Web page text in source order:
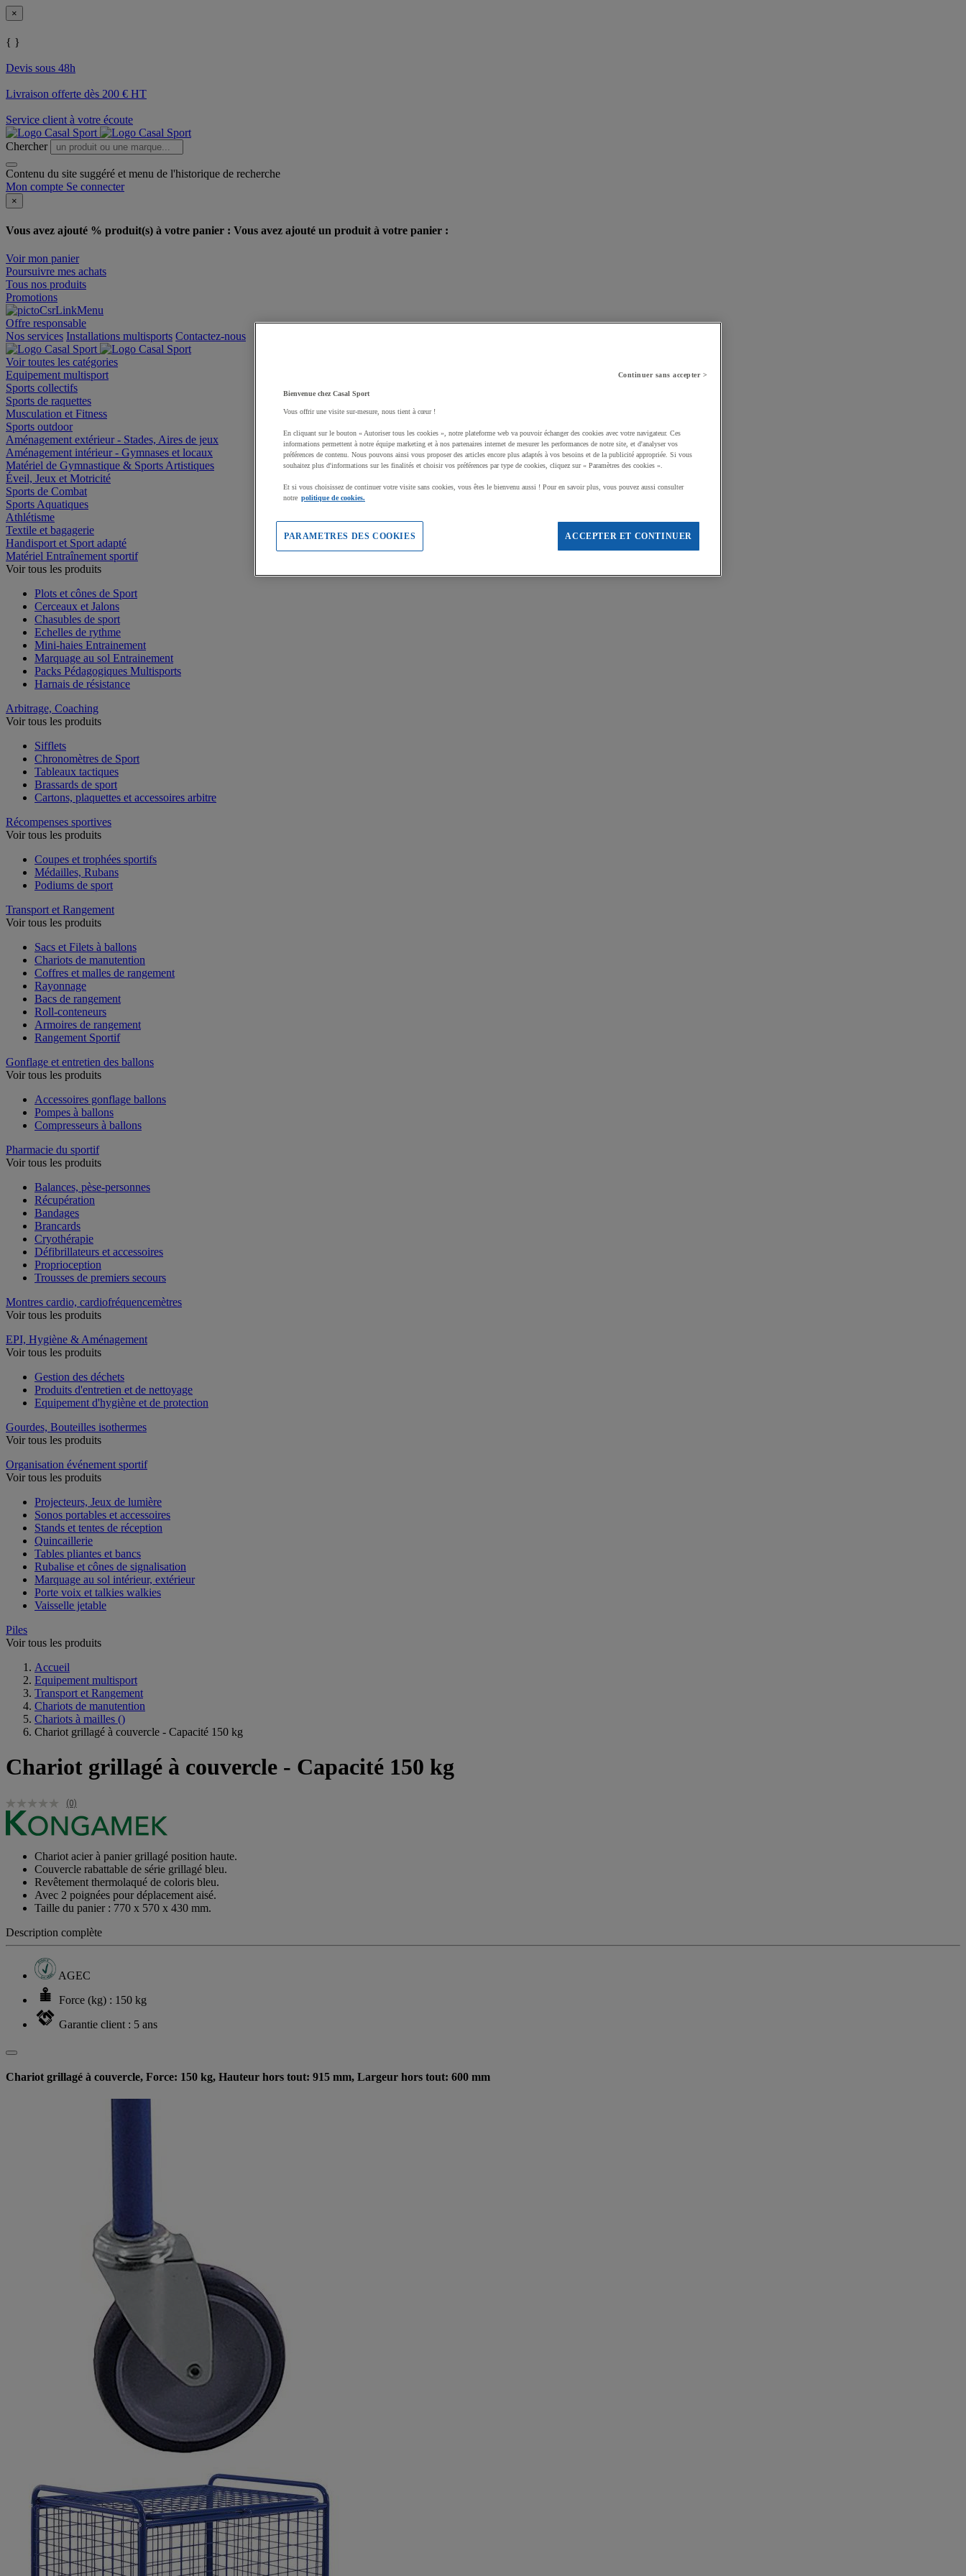
×
{ }
Devis sous 48h
Livraison offerte dès 200 € HT
Service client à votre écoute
Chercher
Contenu du site suggéré et menu de l'historique de recherche
Mon compte Se connecter
×
Vous avez ajouté % produit(s) à votre panier : Vous avez ajouté un produit à votre panier :
Voir mon panier
Poursuivre mes achats
Tous nos produits
Promotions
Offre responsable
Nos services Installations multisports Contactez-nous
Voir toutes les catégories
Equipement multisport
Sports collectifs
Sports de raquettes
Musculation et Fitness
Sports outdoor
Aménagement extérieur - Stades, Aires de jeux
Aménagement intérieur - Gymnases et locaux
Matériel de Gymnastique & Sports Artistiques
Éveil, Jeux et Motricité
Sports de Combat
Sports Aquatiques
Athlétisme
Textile et bagagerie
Handisport et Sport adapté
Matériel Entraînement sportif
Voir tous les produits
Plots et cônes de Sport
Cerceaux et Jalons
Chasubles de sport
Echelles de rythme
Mini-haies Entrainement
Marquage au sol Entrainement
Packs Pédagogiques Multisports
Harnais de résistance
Arbitrage, Coaching
Voir tous les produits
Sifflets
Chronomètres de Sport
Tableaux tactiques
Brassards de sport
Cartons, plaquettes et accessoires arbitre
Récompenses sportives
Voir tous les produits
Coupes et trophées sportifs
Médailles, Rubans
Podiums de sport
Transport et Rangement
Voir tous les produits
Sacs et Filets à ballons
Chariots de manutention
Coffres et malles de rangement
Rayonnage
Bacs de rangement
Roll-conteneurs
Armoires de rangement
Rangement Sportif
Gonflage et entretien des ballons
Voir tous les produits
Accessoires gonflage ballons
Pompes à ballons
Compresseurs à ballons
Pharmacie du sportif
Voir tous les produits
Balances, pèse-personnes
Récupération
Bandages
Brancards
Cryothérapie
Défibrillateurs et accessoires
Proprioception
Trousses de premiers secours
Montres cardio, cardiofréquencemètres
Voir tous les produits
EPI, Hygiène & Aménagement
Voir tous les produits
Gestion des déchets
Produits d'entretien et de nettoyage
Equipement d'hygiène et de protection
Gourdes, Bouteilles isothermes
Voir tous les produits
Organisation événement sportif
Voir tous les produits
Projecteurs, Jeux de lumière
Sonos portables et accessoires
Stands et tentes de réception
Quincaillerie
Tables pliantes et bancs
Rubalise et cônes de signalisation
Marquage au sol intérieur, extérieur
Porte voix et talkies walkies
Vaisselle jetable
Piles
Voir tous les produits
Accueil
Equipement multisport
Transport et Rangement
Chariots de manutention
Chariots à mailles ()
Chariot grillagé à couvercle - Capacité 150 kg
Chariot grillagé à couvercle - Capacité 150 kg
(0)
Chariot acier à panier grillagé position haute.
Couvercle rabattable de série grillagé bleu.
Revêtement thermolaqué de coloris bleu.
Avec 2 poignées pour déplacement aisé.
Taille du panier : 770 x 570 x 430 mm.
Description complète
AGEC
Force (kg) : 150 kg
Garantie client : 5 ans
Chariot grillagé à couvercle, Force: 150 kg, Hauteur hors tout: 915 mm, Largeur hors tout: 600 mm
Continuer sans accepter >
Bienvenue chez Casal Sport
Vous offrir une visite sur-mesure, nous tient à cœur !
En cliquant sur le bouton « Autoriser tous les cookies », notre plateforme web va pouvoir échanger des cookies avec votre navigateur. Ces
informations permettent à notre équipe marketing et à nos partenaires internet de mesurer les performances de notre site, et d'analyser vos
préférences de contenu. Nous pouvons ainsi vous proposer des articles encore plus adaptés à vos besoins et de la publicité appropriée. Si vous
souhaitez plus d'informations sur les finalités et choisir vos préférences par type de cookies, cliquez sur « Paramètres des cookies ».
Et si vous choisissez de continuer votre visite sans cookies, vous êtes le bienvenu aussi ! Pour en savoir plus, vous pouvez aussi consulter
notre politique de cookies.
ACCEPTER ET CONTINUER
PARAMETRES DES COOKIES